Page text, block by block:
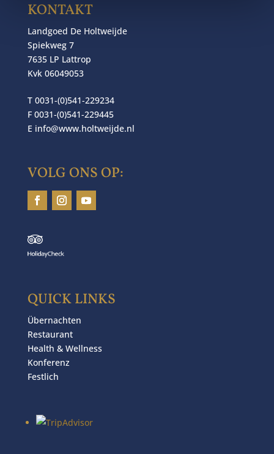
KONTAKT
Landgoed De Holtweijde
Spiekweg 7
7635 LP Lattrop
Kvk 06049053
T 0031-(0)541-229234
F 0031-(0)541-229445
E info@www.holtweijde.nl
VOLG ONS OP:
QUICK LINKS
Übernachten
Restaurant
Health & Wellness
Konferenz
Festlich